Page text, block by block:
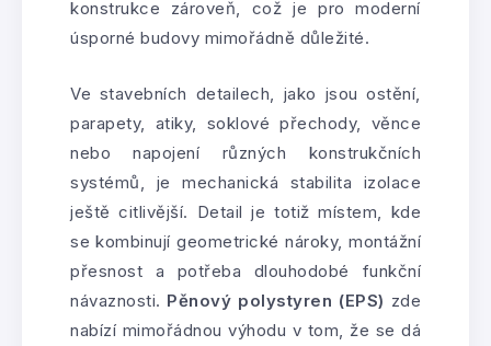
konstrukce zároveň, což je pro moderní
úsporné budovy mimořádně důležité.
Ve stavebních detailech, jako jsou ostění,
parapety, atiky, soklové přechody, věnce
nebo napojení různých konstrukčních
systémů, je mechanická stabilita izolace
ještě citlivější. Detail je totiž místem, kde
se kombinují geometrické nároky, montážní
přesnost a potřeba dlouhodobé funkční
návaznosti. Pěnový polystyren (EPS) zde
nabízí mimořádnou výhodu v tom, že se dá